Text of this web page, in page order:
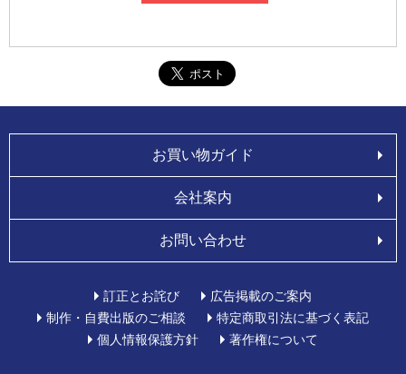
お買い物ガイド
会社案内
お問い合わせ
訂正とお詫び
広告掲載のご案内
制作・自費出版のご相談
特定商取引法に基づく表記
個人情報保護方針
著作権について